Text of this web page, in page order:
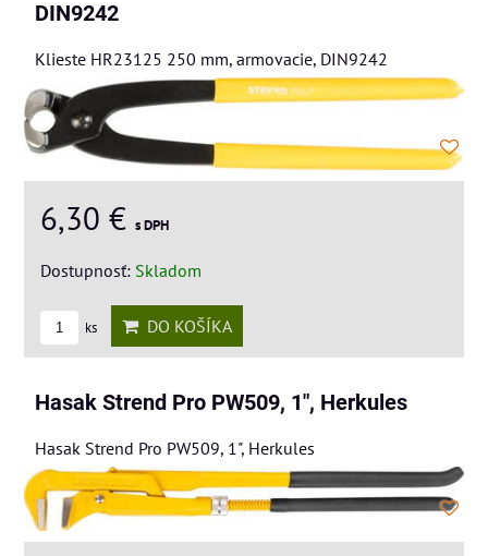
DIN9242
Klieste HR23125 250 mm, armovacie, DIN9242
6,30 € s DPH
Dostupnosť: Skladom
ks DO KOŠÍKA
Hasak Strend Pro PW509, 1", Herkules
Hasak Strend Pro PW509, 1", Herkules